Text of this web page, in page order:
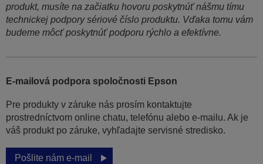
produkt, musíte na začiatku hovoru poskytnúť nášmu tímu
technickej podpory sériové číslo produktu. Vďaka tomu vám
budeme môcť poskytnúť podporu rýchlo a efektívne.
E-mailová podpora spoločnosti Epson
Pre produkty v záruke nás prosím kontaktujte
prostredníctvom online chatu, telefónu alebo e-mailu. Ak je
váš produkt po záruke, vyhľadajte servisné stredisko.
Pošlite nám e-mail